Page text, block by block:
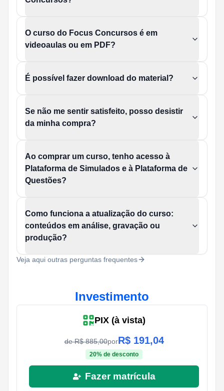
O curso do Focus Concursos é em
videoaulas ou em PDF?
É possível fazer download do material?
Se não me sentir satisfeito, posso desistir
da minha compra?
Ao comprar um curso, tenho acesso à
Plataforma de Simulados e à Plataforma de
Questões?
Como funciona a atualização do curso:
conteúdos em análise, gravação ou
produção?
Veja aqui outras perguntas frequentes
Investimento
PIX (à vista)
de R$885,00porR$ 191,04
20% de desconto
Fazer matrícula